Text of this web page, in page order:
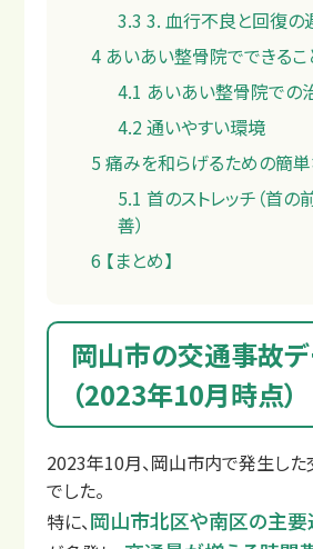
よくあるご質問
3.3 3. 血行不良と回復の
4 あいあい整骨院でできるこ
4.1 あいあい整骨院での
4.2通いやすい環境
5 痛みを和らげるための簡単
5.1 首のストレッチ（首
善）
6 【まとめ】
岡山市の交通事故
（2023年10月時点）
2023年10月、岡山市内で発生し
でした。
特に、岡山市北区や南区の主